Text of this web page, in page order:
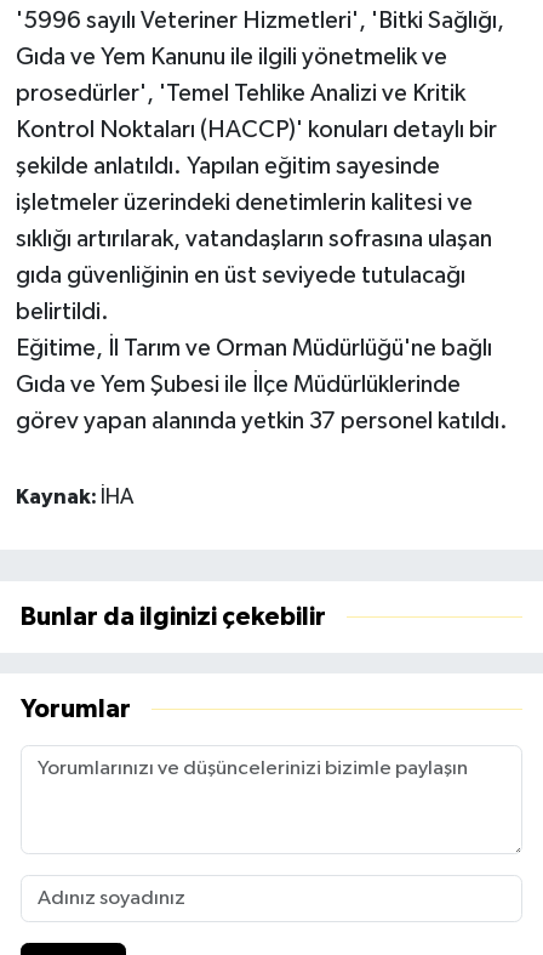
'5996 sayılı Veteriner Hizmetleri', 'Bitki Sağlığı,
Gıda ve Yem Kanunu ile ilgili yönetmelik ve
prosedürler', 'Temel Tehlike Analizi ve Kritik
Kontrol Noktaları (HACCP)' konuları detaylı bir
şekilde anlatıldı. Yapılan eğitim sayesinde
işletmeler üzerindeki denetimlerin kalitesi ve
sıklığı artırılarak, vatandaşların sofrasına ulaşan
gıda güvenliğinin en üst seviyede tutulacağı
belirtildi.
Eğitime, İl Tarım ve Orman Müdürlüğü'ne bağlı
Gıda ve Yem Şubesi ile İlçe Müdürlüklerinde
görev yapan alanında yetkin 37 personel katıldı.
Kaynak: İHA
Bunlar da ilginizi çekebilir
Yorumlar